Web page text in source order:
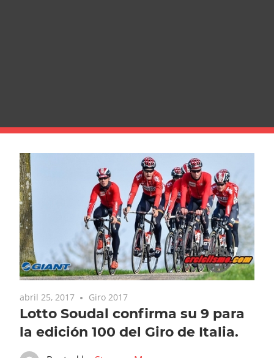
abril 25, 2017 Giro 2017
Lotto Soudal confirma su 9 para
la edición 100 del Giro de Italia.